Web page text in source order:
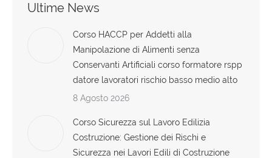
Ultime News
Corso HACCP per Addetti alla
Manipolazione di Alimenti senza
Conservanti Artificiali corso formatore rspp
datore lavoratori rischio basso medio alto
8 Agosto 2026
Corso Sicurezza sul Lavoro Edilizia
Costruzione: Gestione dei Rischi e
Sicurezza nei Lavori Edili di Costruzione